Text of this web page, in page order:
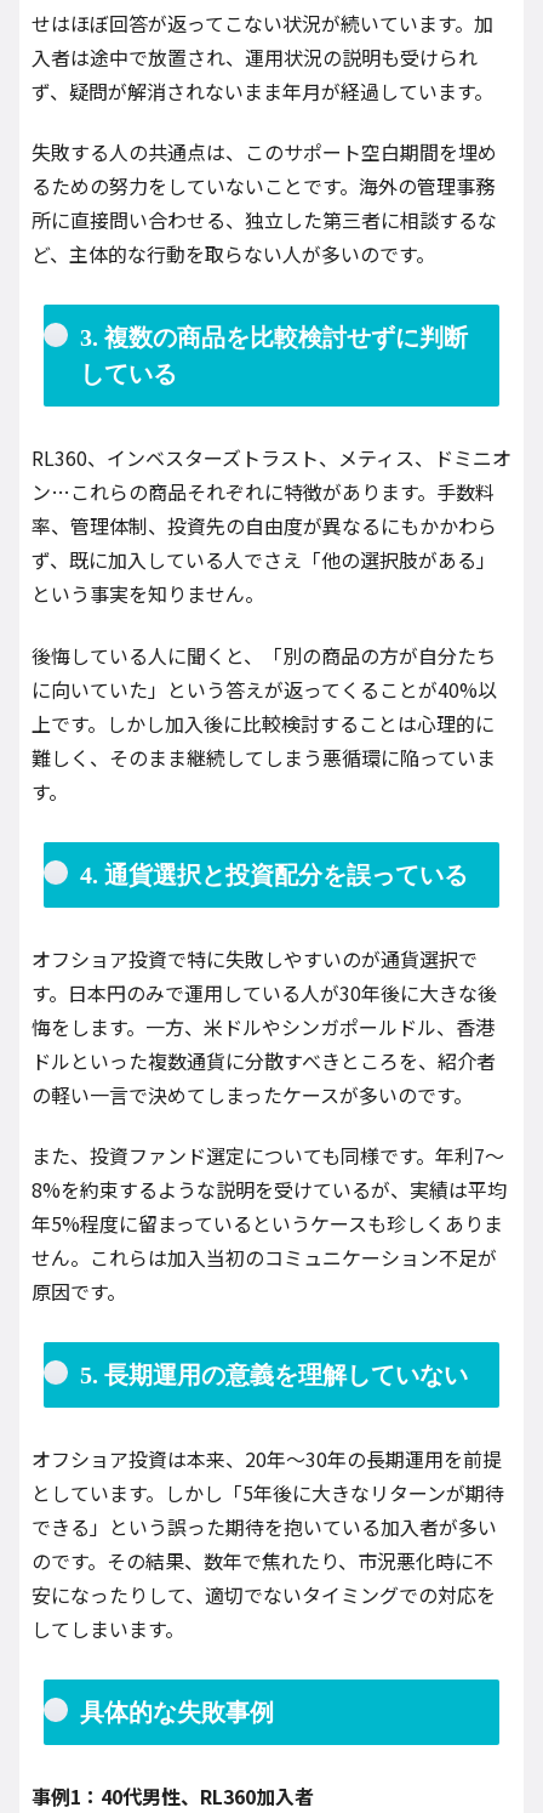
せはほぼ回答が返ってこない状況が続いています。加
入者は途中で放置され、運用状況の説明も受けられ
ず、疑問が解消されないまま年月が経過しています。
失敗する人の共通点は、このサポート空白期間を埋め
るための努力をしていないことです。海外の管理事務
所に直接問い合わせる、独立した第三者に相談するな
ど、主体的な行動を取らない人が多いのです。
3. 複数の商品を比較検討せずに判断
している
RL360、インベスターズトラスト、メティス、ドミニオ
ン…これらの商品それぞれに特徴があります。手数料
率、管理体制、投資先の自由度が異なるにもかかわら
ず、既に加入している人でさえ「他の選択肢がある」
という事実を知りません。
後悔している人に聞くと、「別の商品の方が自分たち
に向いていた」という答えが返ってくることが40%以
上です。しかし加入後に比較検討することは心理的に
難しく、そのまま継続してしまう悪循環に陥っていま
す。
4. 通貨選択と投資配分を誤っている
オフショア投資で特に失敗しやすいのが通貨選択で
す。日本円のみで運用している人が30年後に大きな後
悔をします。一方、米ドルやシンガポールドル、香港
ドルといった複数通貨に分散すべきところを、紹介者
の軽い一言で決めてしまったケースが多いのです。
また、投資ファンド選定についても同様です。年利7～
8%を約束するような説明を受けているが、実績は平均
年5%程度に留まっているというケースも珍しくありま
せん。これらは加入当初のコミュニケーション不足が
原因です。
5. 長期運用の意義を理解していない
オフショア投資は本来、20年～30年の長期運用を前提
としています。しかし「5年後に大きなリターンが期待
できる」という誤った期待を抱いている加入者が多い
のです。その結果、数年で焦れたり、市況悪化時に不
安になったりして、適切でないタイミングでの対応を
してしまいます。
具体的な失敗事例
事例1：40代男性、RL360加入者